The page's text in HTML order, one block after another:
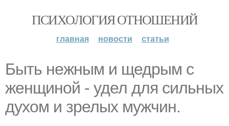
ПСИХОЛОГИЯ ОТНОШЕНИЙ
главная новости статьи
Быть нежным и щедрым с
женщиной - удел для сильных
духом и зрелых мужчин.